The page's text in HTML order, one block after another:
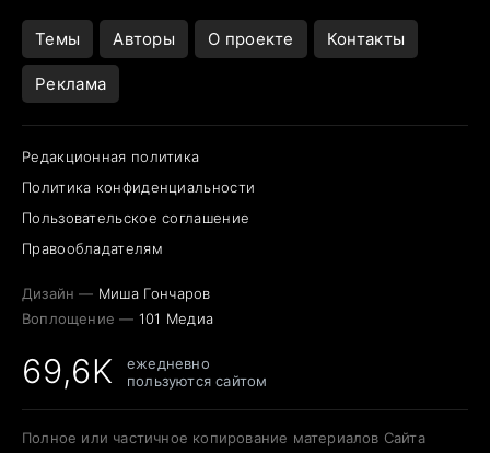
Темы Авторы О проекте Контакты
Реклама
Редакционная политика
Политика конфиденциальности
Пользовательское соглашение
Правообладателям
Дизайн — Миша Гончаров
Воплощение — 101 Медиа
69,6K
ежедневно
пользуются сайтом
Полное или частичное копирование материалов Сайта